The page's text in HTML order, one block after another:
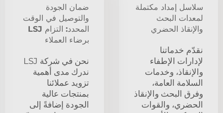
سلاسل إمداد مكتملة
لمعدات البحث
والإنقاذ الحضري
نقدّم خدماتنا
لإدارات الإطفاء
والإنقاذ، وخدمات
السلامة العامة،
وفرق البحث والإنقاذ
الحضري، والقوات
ضمان الجودة
والتوصيل في الوقت
المحدد: التزام LSJ
برضاء العملاء
نحن في شركة LSJ
ندرك مدى أهمية
تزويد عملائنا
بمنتجات عالية
الجودة إضافةً إلى